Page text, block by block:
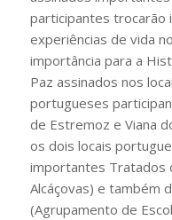
participantes trocarão
experiências de vida
importância para a
Paz assinados nos
portugueses
de Estremoz e Viana
os dois locais
importantes Tratados
Alcáçovas) e também
(Agrupamento de